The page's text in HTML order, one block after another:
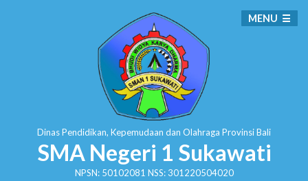
Dinas Pendidikan, Kepemudaan dan Olahraga Provinsi Bali
SMA Negeri 1 Sukawati
NPSN: 50102081 NSS: 301220504020
MENU